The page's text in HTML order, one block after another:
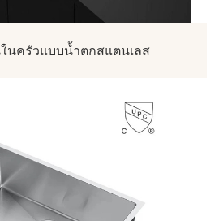
ในครัวแบบน้ำตกสแตนเลส